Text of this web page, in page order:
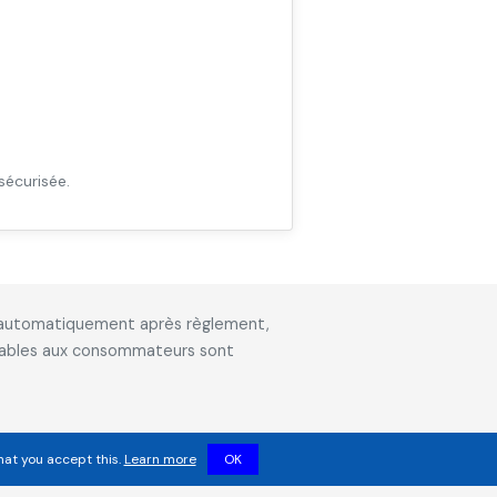
après règlement,
aux consommateurs sont
you accept this.Learn more OK